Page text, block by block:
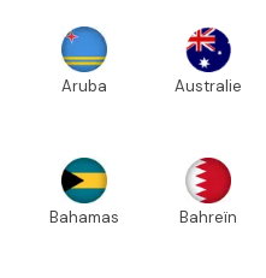
Aruba Australie
Bahamas Bahreïn